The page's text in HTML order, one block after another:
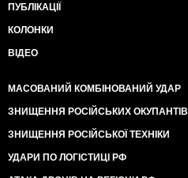
ПУБЛІКАЦІЇ
КОЛОНКИ
ВІДЕО
МАСОВАНИЙ КОМБІНОВАНИЙ УДАР
ЗНИЩЕННЯ РОСІЙСЬКИХ ОКУПАНТІВ
ЗНИЩЕННЯ РОСІЙСЬКОЇ ТЕХНІКИ
УДАРИ ПО ЛОГІСТИЦІ РФ